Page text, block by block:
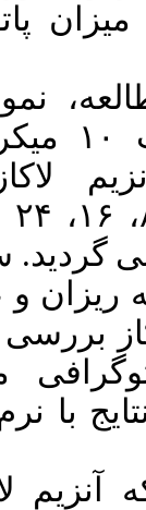
آب سیب با غلظت
سپس
و
مایع